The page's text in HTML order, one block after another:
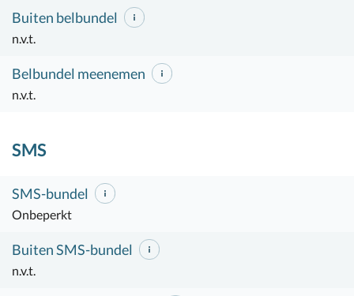
Buiten belbundel
n.v.t.
Belbundel meenemen
n.v.t.
SMS
SMS-bundel
Onbeperkt
Buiten SMS-bundel
n.v.t.